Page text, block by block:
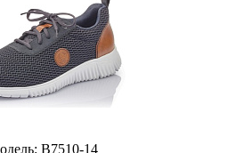
B7510-14